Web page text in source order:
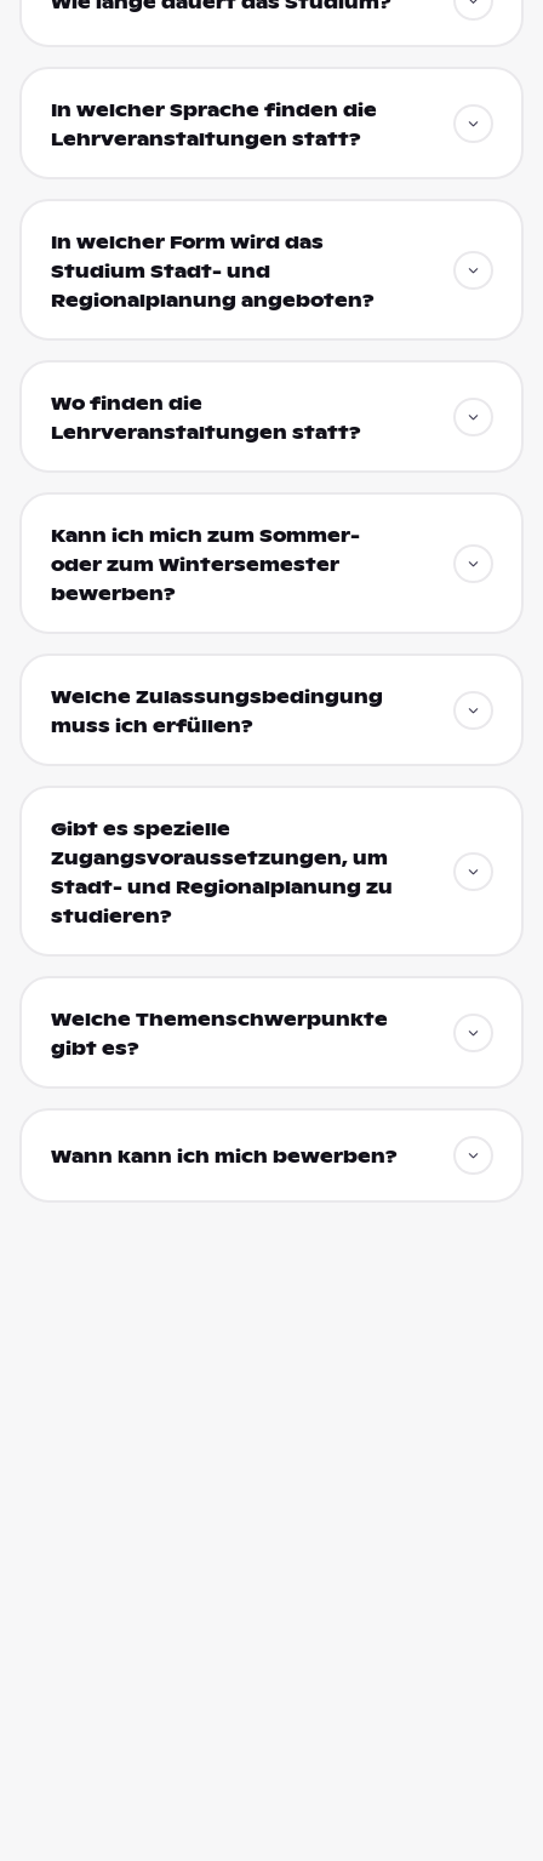
In welcher Sprache finden die
Lehrveranstaltungen statt?
In welcher Form wird das
Studium Stadt- und
Regionalplanung angeboten?
Wo finden die
Lehrveranstaltungen statt?
Kann ich mich zum Sommer-
oder zum Wintersemester
bewerben?
Welche Zulassungsbedingung
muss ich erfüllen?
Gibt es spezielle
Zugangsvoraussetzungen, um
Stadt- und Regionalplanung zu
studieren?
Welche Themenschwerpunkte
gibt es?
Wann kann ich mich bewerben?